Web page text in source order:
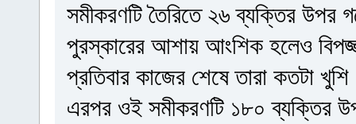
সমীকরণটি তৈরিতে ২৬ ব্যক্তির উপর
পুরস্কারের আশায় আংশিক হলেও
প্রতিবার কাজের শেষে তারা কতটা খুশি
এরপর ওই সমীকরণটি ১৮০ ব্যক্তির